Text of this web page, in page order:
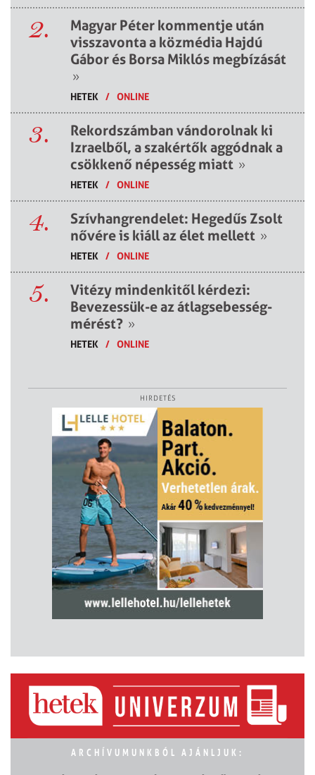
2.
Magyar Péter kommentje után
visszavonta a közmédia Hajdú
Gábor és Borsa Miklós megbízását
»
HETEK / ONLINE
3.
Rekordszámban vándorolnak ki
Izraelből, a szakértők aggódnak a
csökkenő népesség miatt »
HETEK / ONLINE
4.
Szívhangrendelet: Hegedűs Zsolt
nővére is kiáll az élet mellett »
HETEK / ONLINE
5.
Vitézy mindenkitől kérdezi:
Bevezessük-e az átlagsebesség-
mérést? »
HETEK / ONLINE
HIRDETÉS
ARCHÍVUMUNKBÓL AJÁNLJUK: